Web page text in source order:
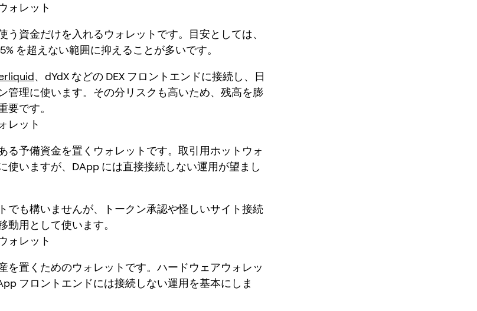
ォレット
う資金だけを入れるウォレットです。目安としては、
を超えない範囲に抑えることが多いです。
、dYdX などの DEX フロントエンドに接続し、日
管理に使います。その分リスクも高いため、残高を膨
要です。
レット
る予備資金を置くウォレットです。取引用ホットウォ
使いますが、DApp には直接接続しない運用が望まし
でも構いませんが、トークン承認や怪しいサイト接続
動用として使います。
ォレット
を置くためのウォレットです。ハードウェアウォレッ
フロントエンドには接続しない運用を基本にしま